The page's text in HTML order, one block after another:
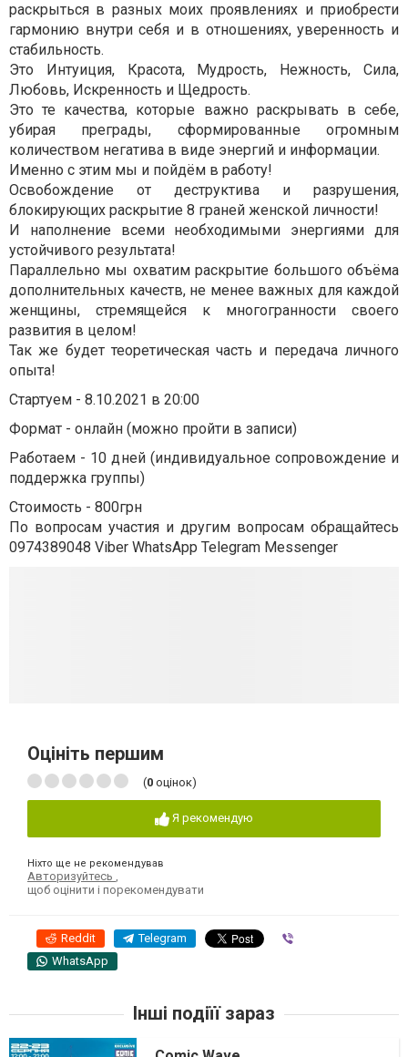
раскрыться в разных моих проявлениях и приобрести
гармонию внутри себя и в отношениях, уверенность и
стабильность.
Это Интуиция, Красота, Мудрость, Нежность, Сила,
Любовь, Искренность и Щедрость.
Это те качества, которые важно раскрывать в себе,
убирая преграды, сформированные огромным
количеством негатива в виде энергий и информации.
Именно с этим мы и пойдём в работу!
Освобождение от деструктива и разрушения,
блокирующих раскрытие 8 граней женской личности!
И наполнение всеми необходимыми энергиями для
устойчивого результата!
Параллельно мы охватим раскрытие большого объёма
дополнительных качеств, не менее важных для каждой
женщины, стремящейся к многогранности своего
развития в целом!
Так же будет теоретическая часть и передача личного
опыта!
Стартуем - 8.10.2021 в 20:00
Формат - онлайн (можно пройти в записи)
Работаем - 10 дней (индивидуальное сопровождение и
поддержка группы)
Стоимость - 800грн
По вопросам участия и другим вопросам обращайтесь
0974389048 Viber WhatsApp Telegram Messenger
Оцініть першим
(0 оцінок)
Я рекомендую
Ніхто ще не рекомендував
Авторизуйтесь
щоб оцінити і порекомендувати
Reddit Telegram
WhatsApp
Інші подіїї зараз